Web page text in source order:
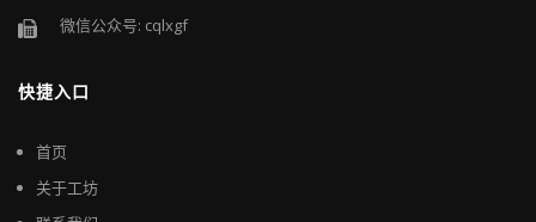
微信公众号: cqlxgf
快捷入口
首页
关于工坊